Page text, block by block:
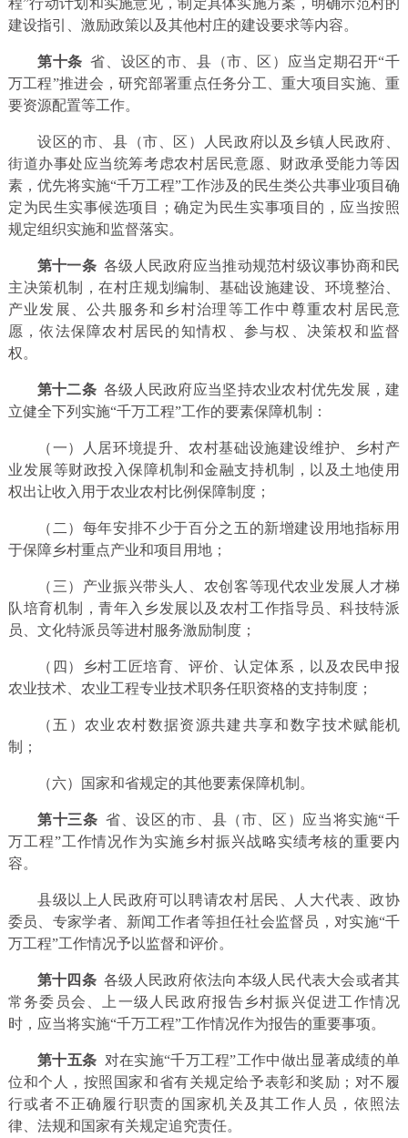
程”行动计划和实施意见，制定具体实施方案，明确示范村的
建设指引、激励政策以及其他村庄的建设要求等内容。
第十条 省、设区的市、县（市、区）应当定期召开“千
万工程”推进会，研究部署重点任务分工、重大项目实施、重
要资源配置等工作。
设区的市、县（市、区）人民政府以及乡镇人民政府、
街道办事处应当统筹考虑农村居民意愿、财政承受能力等因
素，优先将实施“千万工程”工作涉及的民生类公共事业项目确
定为民生实事候选项目；确定为民生实事项目的，应当按照
规定组织实施和监督落实。
第十一条 各级人民政府应当推动规范村级议事协商和民
主决策机制，在村庄规划编制、基础设施建设、环境整治、
产业发展、公共服务和乡村治理等工作中尊重农村居民意
愿，依法保障农村居民的知情权、参与权、决策权和监督
权。
第十二条 各级人民政府应当坚持农业农村优先发展，建
立健全下列实施“千万工程”工作的要素保障机制：
（一）人居环境提升、农村基础设施建设维护、乡村产
业发展等财政投入保障机制和金融支持机制，以及土地使用
权出让收入用于农业农村比例保障制度；
（二）每年安排不少于百分之五的新增建设用地指标用
于保障乡村重点产业和项目用地；
（三）产业振兴带头人、农创客等现代农业发展人才梯
队培育机制，青年入乡发展以及农村工作指导员、科技特派
员、文化特派员等进村服务激励制度；
（四）乡村工匠培育、评价、认定体系，以及农民申报
农业技术、农业工程专业技术职务任职资格的支持制度；
（五）农业农村数据资源共建共享和数字技术赋能机
制；
（六）国家和省规定的其他要素保障机制。
第十三条 省、设区的市、县（市、区）应当将实施“千
万工程”工作情况作为实施乡村振兴战略实绩考核的重要内
容。
县级以上人民政府可以聘请农村居民、人大代表、政协
委员、专家学者、新闻工作者等担任社会监督员，对实施“千
万工程”工作情况予以监督和评价。
第十四条 各级人民政府依法向本级人民代表大会或者其
常务委员会、上一级人民政府报告乡村振兴促进工作情况
时，应当将实施“千万工程”工作情况作为报告的重要事项。
第十五条 对在实施“千万工程”工作中做出显著成绩的单
位和个人，按照国家和省有关规定给予表彰和奖励；对不履
行或者不正确履行职责的国家机关及其工作人员，依照法
律、法规和国家有关规定追究责任。